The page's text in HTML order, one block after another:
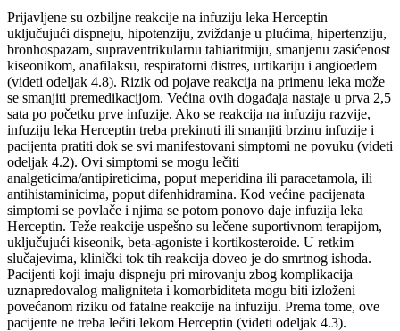
Prijavljene su ozbiljne reakcije na infuziju leka Herceptin
uključujući dispneju, hipotenziju, zviždanje u plućima, hipertenziju,
bronhospazam, supraventrikularnu tahiaritmiju, smanjenu zasićenost
kiseonikom, anafilaksu, respiratorni distres, urtikariju i angioedem
(videti odeljak 4.8). Rizik od pojave reakcija na primenu leka može
se smanjiti premedikacijom. Većina ovih događaja nastaje u prva 2,5
sata po početku prve infuzije. Ako se reakcija na infuziju razvije,
infuziju leka Herceptin treba prekinuti ili smanjiti brzinu infuzije i
pacijenta pratiti dok se svi manifestovani simptomi ne povuku (videti
odeljak 4.2). Ovi simptomi se mogu lečiti
analgeticima/antipireticima, poput meperidina ili paracetamola, ili
antihistaminicima, poput difenhidramina. Kod većine pacijenata
simptomi se povlače i njima se potom ponovo daje infuzija leka
Herceptin. Teže reakcije uspešno su lečene suportivnom terapijom,
uključujući kiseonik, beta-agoniste i kortikosteroide. U retkim
slučajevima, klinički tok tih reakcija doveo je do smrtnog ishoda.
Pacijenti koji imaju dispneju pri mirovanju zbog komplikacija
uznapredovalog maligniteta i komorbiditeta mogu biti izloženi
povećanom riziku od fatalne reakcije na infuziju. Prema tome, ove
pacijente ne treba lečiti lekom Herceptin (videti odeljak 4.3).